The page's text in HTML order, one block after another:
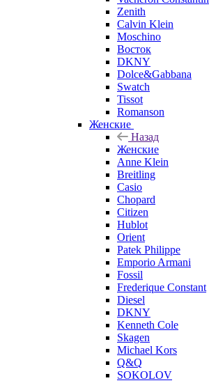
Zenith
Calvin Klein
Moschino
Восток
DKNY
Dolce&Gabbana
Swatch
Tissot
Romanson
Женские
Назад
Женские
Anne Klein
Breitling
Casio
Chopard
Citizen
Hublot
Orient
Patek Philippe
Emporio Armani
Fossil
Frederique Constant
Diesel
DKNY
Kenneth Cole
Skagen
Michael Kors
Q&Q
SOKOLOV